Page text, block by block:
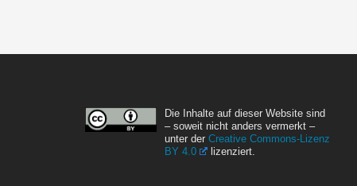
Die Inhalte auf dieser Website sind
– soweit nicht anders vermerkt –
unter der Creative Commons-Lizenz
BY 4.0
lizenziert.